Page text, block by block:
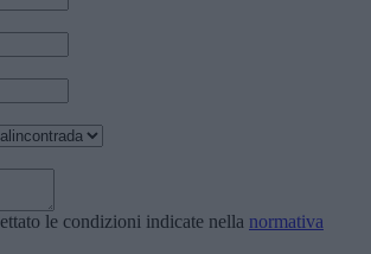
le condizioni indicate nella normativa